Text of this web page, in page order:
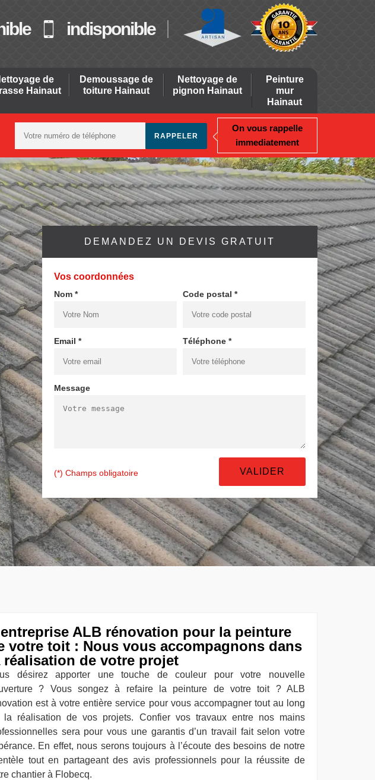
indisponible
de
Hainaut
Demoussage de
toiture Hainaut
Nettoyage de
pignon Hainaut
Peinture
mur
Hainaut
On vous rappelle
immediatement
DEMANDEZ UN DEVIS GRATUIT
Vos coordonnées
Nom * Code postal *
Email * Téléphone *
Message
(*) Champs obligatoire
ALB rénovation pour la peinture
votre toit : Nous vous accompagnons dans
réalisation de votre projet
désirez apporter une touche de couleur pour votre nouvelle
? Vous songez à refaire la peinture de votre toit ? ALB
est à votre entière service pour vous accompagner tout au long
la réalisation de vos projets. Confier vos travaux entre nos mains
sera pour vous une garantis d’un travail fait selon votre
En effet, nous serons toujours à l’écoute des besoins de notre
tout en partageant des avis professionnels pour la réussite de
chantier à Flobecq.